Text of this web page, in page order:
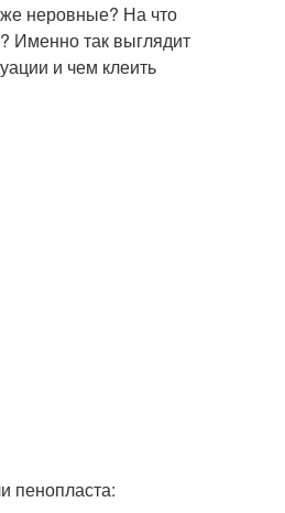
неровные? На что
Именно так выглядит
и чем клеить
пенопласта: